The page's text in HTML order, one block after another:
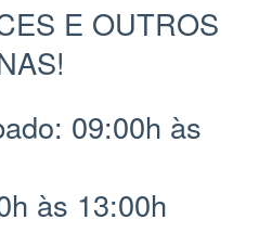
E OUTROS
09:00h às
às 13:00h